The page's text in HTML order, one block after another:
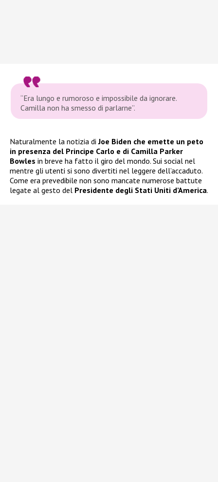
“Era lungo e rumoroso e impossibile da ignorare.
Camilla non ha smesso di parlarne”.
Naturalmente la notizia diJoe Biden che emette un peto
in presenza del Principe Carlo e di Camilla Parker
Bowles in breve ha fatto il giro del mondo. Sui social nel
mentre gli utenti si sono divertiti nel leggere dell’accaduto.
Come era prevedibile non sono mancate numerose battute
legate al gesto del Presidente degli Stati Uniti d’America.